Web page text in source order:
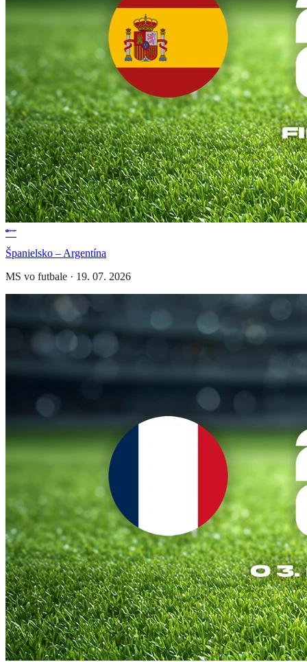
Španielsko – Argentína
MS vo futbale · 19. 07. 2026